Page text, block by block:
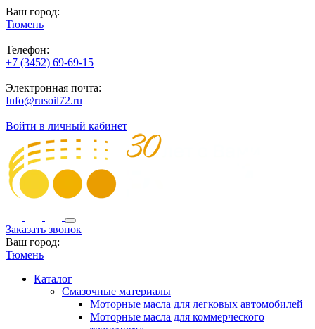
Ваш город:
Тюмень
Телефон:
+7 (3452) 69-69-15
Электронная почта:
Info@rusoil72.ru
Войти в личный кабинет
Заказать звонок
Ваш город:
Тюмень
Каталог
Смазочные материалы
Моторные масла для легковых автомобилей
Моторные масла для коммерческого